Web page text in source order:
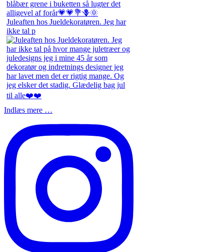
Juleaften hos Jueldekoratøren. Jeg har
ikke tal p
Indlæs mere …